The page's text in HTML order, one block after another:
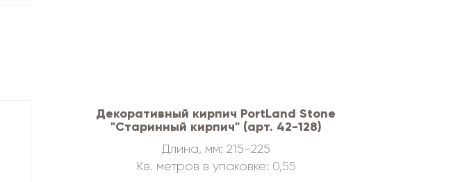
Декоративный кирпич PortLand Stone
"Старинный кирпич" (арт. 42-128)
Длина, мм: 215-225
Кв. метров в упаковке: 0,55